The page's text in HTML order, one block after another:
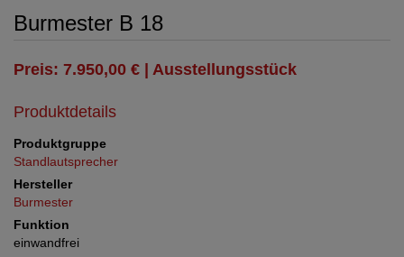
Burmester B 18
Preis: 7.950,00 € | Ausstellungsstück
Produktdetails
Produktgruppe
Standlautsprecher
Hersteller
Burmester
Funktion
einwandfrei